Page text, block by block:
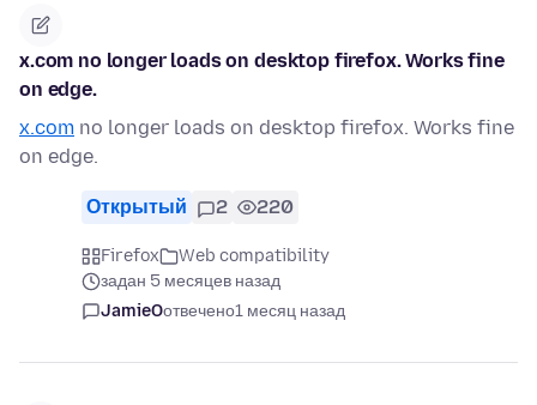
x.com no longer loads on desktop firefox. Works fine
on edge.
x.com no longer loads on desktop firefox. Works fine
on edge.
Открытый 2 220
Firefox
Web compatibility
задан 5 месяцев назад
JamieOотвечено1 месяц назад